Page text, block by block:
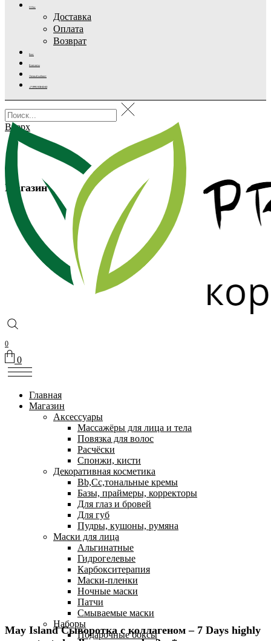
О Нас
Доставка
Оплата
Возврат
Блог
Контакты
Личный кабинет
+7 (995) 502-42-42
0
0
Главная
Магазин
Аксессуары
Массажёры для лица и тела
Повязка для волос
Расчёски
Спонжи, кисти
Декоративная косметика
Bb,Cc,тональные кремы
Базы, праймеры, корректоры
Для глаз и бровей
Для губ
Пудры, кушоны, румяна
Маски для лица
Альгинатные
Гидрогелевые
Карбокситерапия
Маски-пленки
Ночные маски
Патчи
Смываемые маски
Наборы
Подарочные боксы
Вверх
Магазин
May Island Сыворотка с коллагеном – 7 Days highly